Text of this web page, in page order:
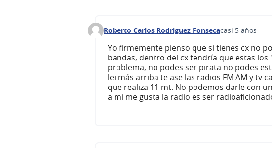
Comentario 188
Roberto Carlos Rodriguez Fonsecacasi 5 años
Yo firmemente pienso que si tienes cx no
bandas, dentro del cx tendría que estas
problema, no podes ser pirata no podes
lei más arriba te ase las radios FM AM y tv
que realiza 11 mt. No podemos darle con
a mi me gusta la radio es ser